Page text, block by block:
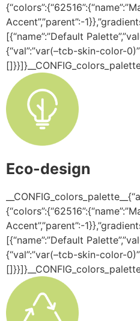
Accent”,”parent”:-
[{“name”:”Default
{“val”:”var(–tcb-skin-color-
Eco-design
Accent”,”parent”:-
[{“name”:”Default
{“val”:”var(–tcb-skin-color-